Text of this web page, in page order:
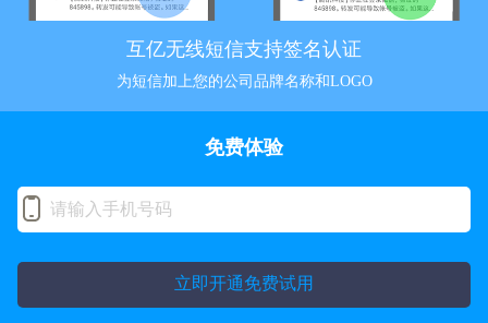
互亿无线短信支持签名认证
为短信加上您的公司品牌名称和LOGO
免费体验
立即开通免费试用